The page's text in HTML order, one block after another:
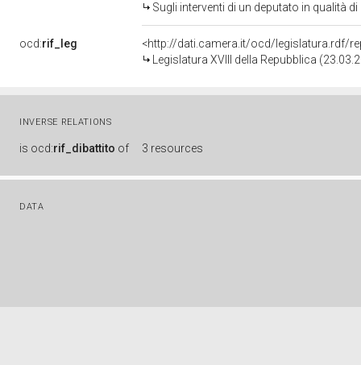
Sugli interventi di un deputato in qualità
ocd:rif_leg
<http://dati.camera.it/ocd/legislatura.rdf/
Legislatura XVIII della Repubblica
INVERSE RELATIONS
is ocd:rif_dibattito of 3 resources
DATA